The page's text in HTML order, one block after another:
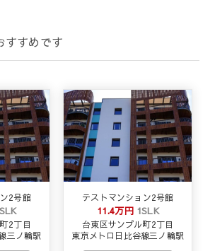
すすめです
2号館
2丁目
三ノ輪駅
テストマンション2号館
11.4万円 1SLK
台東区サンプル町2丁目
東京メトロ日比谷線三ノ輪駅